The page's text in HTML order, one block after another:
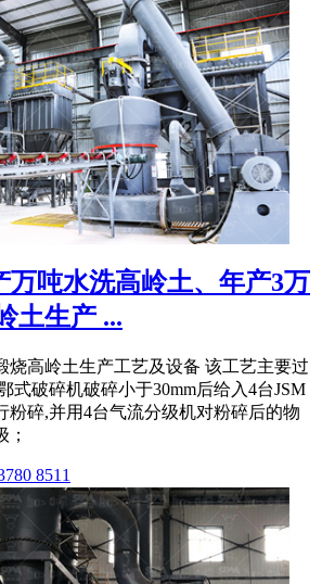
万吨水洗高岭土、年产3万
土生产 ...
烧高岭土生产工艺及设备 该工艺主要过
式破碎机破碎小于30mm后给入4台JSM
粉碎,并用4台气流分级机对粉碎后的物
；
8511